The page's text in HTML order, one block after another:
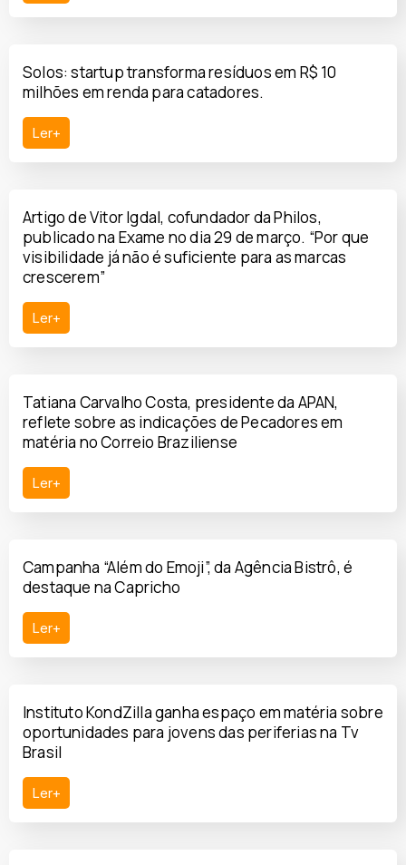
Solos: startup transforma resíduos em R$ 10
milhões em renda para catadores.
Ler+
Artigo de Vitor Igdal, cofundador da Philos,
publicado na Exame no dia 29 de março. “Por que
visibilidade já não é suficiente para as marcas
crescerem”
Ler+
Tatiana Carvalho Costa, presidente da APAN,
reflete sobre as indicações de Pecadores em
matéria no Correio Braziliense
Ler+
Campanha “Além do Emoji”, da Agência Bistrô, é
destaque na Capricho
Ler+
Instituto KondZilla ganha espaço em matéria sobre
oportunidades para jovens das periferias na Tv
Brasil
Ler+